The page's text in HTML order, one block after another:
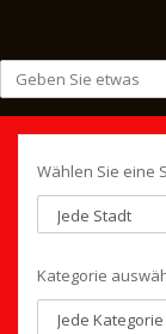
Wählen Sie eine
Kategorie